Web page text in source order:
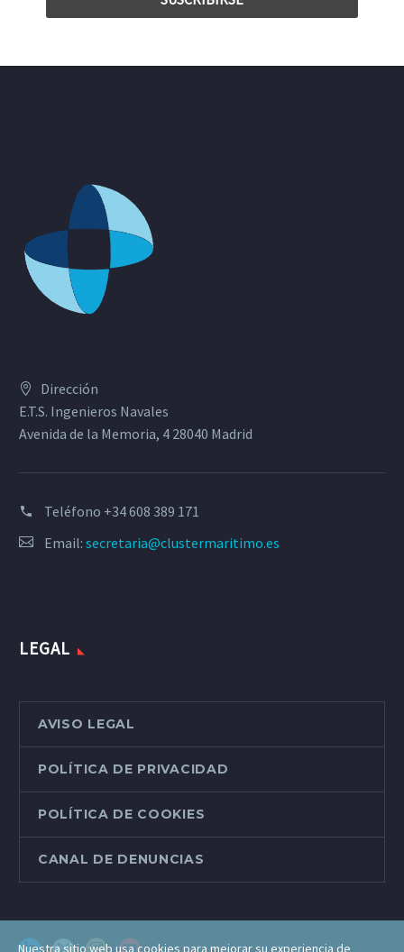
Dirección
E.T.S. Ingenieros Navales
Avenida de la Memoria, 4 28040 Madrid
Teléfono +34 608 389 171
Email: secretaria@clustermaritimo.es
LEGAL
AVISO LEGAL
POLÍTICA DE PRIVACIDAD
POLÍTICA DE COOKIES
CANAL DE DENUNCIAS
Nuestra sitio web usa cookies para mejorar su experiencia de